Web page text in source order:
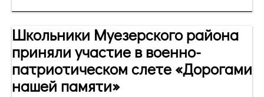
Школьники Муезерского района
приняли участие в военно-
патриотическом слете «Дорогами
нашей памяти»